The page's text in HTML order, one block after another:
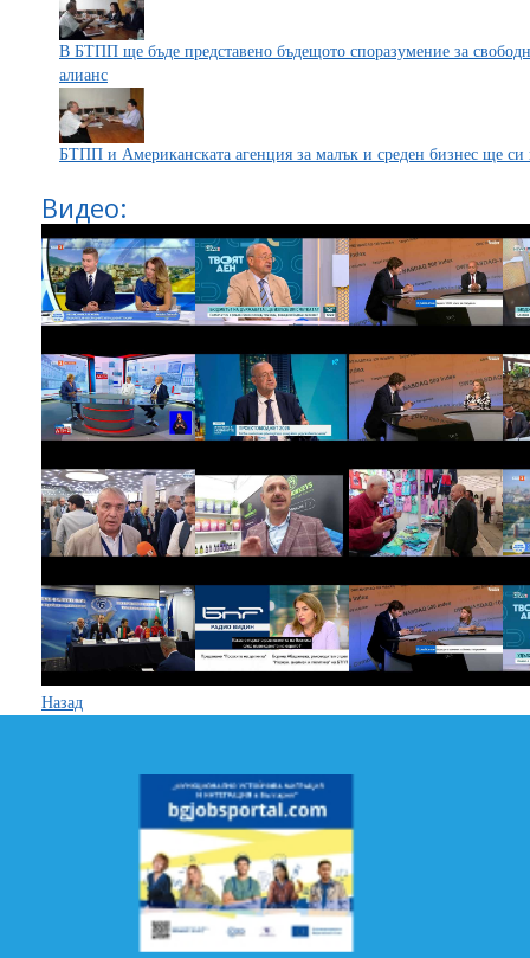
В БТПП ще бъде представено бъдещото споразумение за
алианс
БТПП и Американската агенция за малък и среден бизнес ще си
Видео:
Назад